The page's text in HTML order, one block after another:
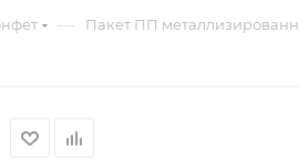
— Пакет ПП